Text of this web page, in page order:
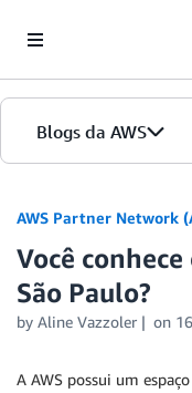
Blogs da AWS
Edições
AWS Partner Network
Você
São Paulo?
by Aline Vazzoler on
A AWS possui um